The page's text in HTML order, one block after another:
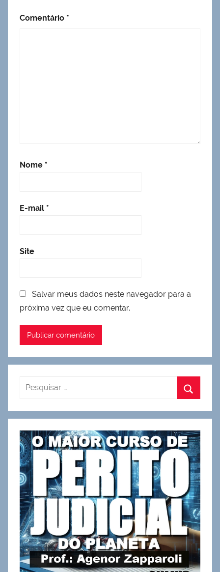
Comentário *
Nome *
E-mail *
Site
Salvar meus dados neste navegador para a
próxima vez que eu comentar.